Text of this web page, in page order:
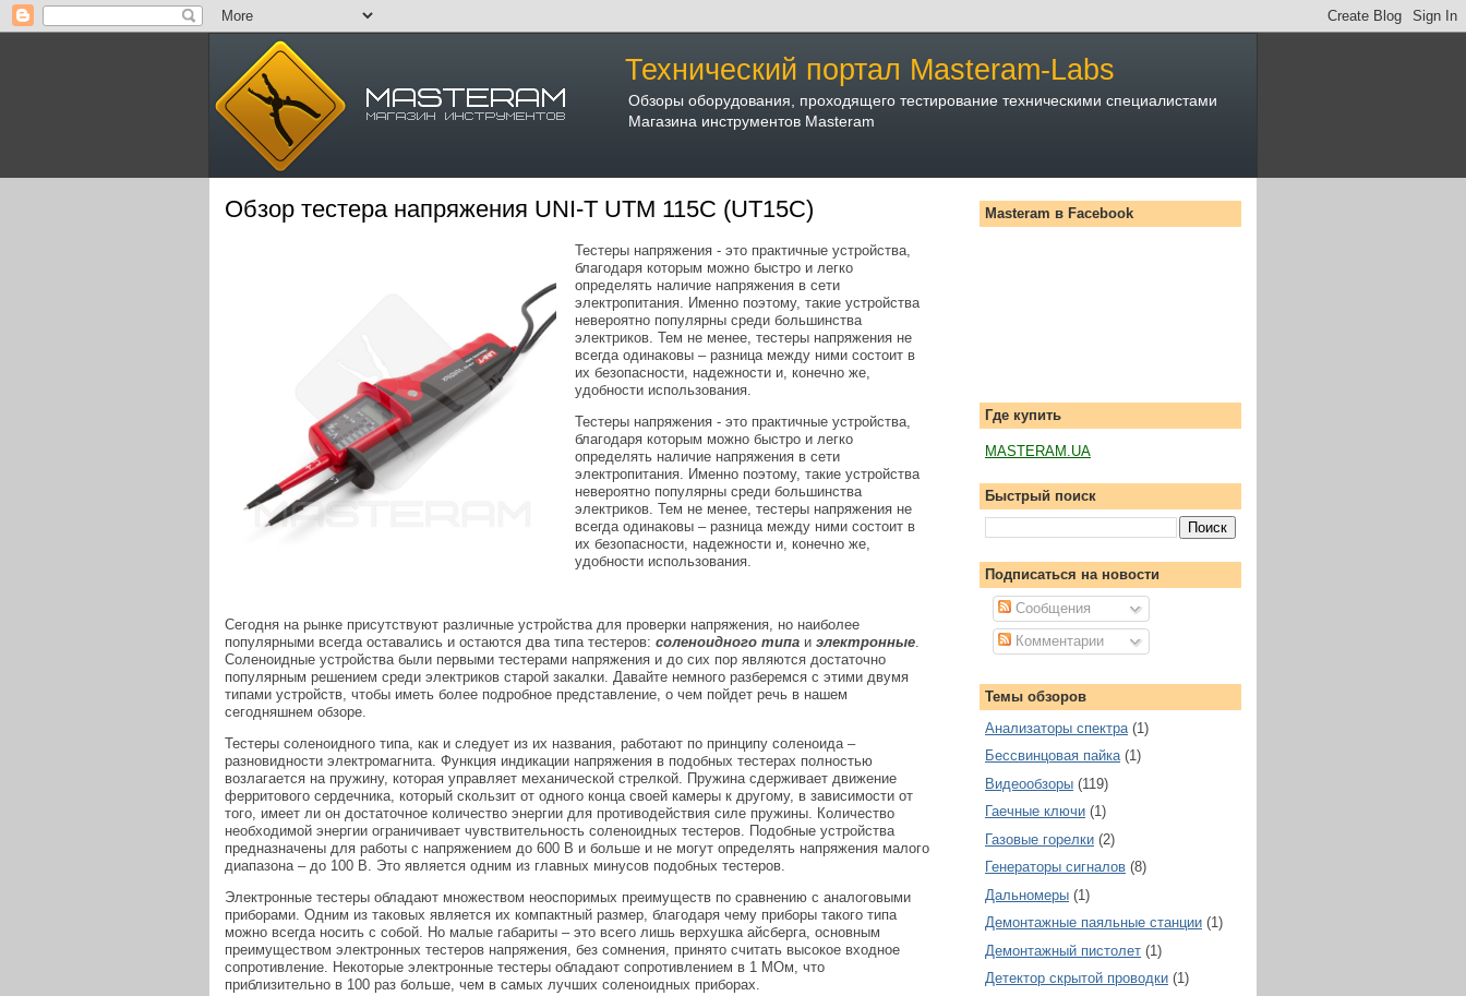
Технический портал Masteram-Labs
Обзоры оборудования, проходящего тестирование техническими специалистами
Магазина инструментов Masteram
Обзор тестера напряжения UNI-T UTM 115C (UT15C)
Тестеры напряжения - это практичные устройства,
благодаря которым можно быстро и легко
определять наличие напряжения в сети
электропитания. Именно поэтому, такие устройства
невероятно популярны среди большинства
электриков. Тем не менее, тестеры напряжения не
всегда одинаковы – разница между ними состоит в
их безопасности, надежности и, конечно же,
удобности использования.
Тестеры напряжения - это практичные устройства,
благодаря которым можно быстро и легко
определять наличие напряжения в сети
электропитания. Именно поэтому, такие устройства
невероятно популярны среди большинства
электриков. Тем не менее, тестеры напряжения не
всегда одинаковы – разница между ними состоит в
их безопасности, надежности и, конечно же,
удобности использования.
Сегодня на рынке присутствуют различные устройства для проверки напряжения, но наиболее
популярными всегда оставались и остаются два типа тестеров: соленоидного типа и электронные.
Соленоидные устройства были первыми тестерами напряжения и до сих пор являются достаточно
популярным решением среди электриков старой закалки. Давайте немного разберемся с этими двумя
типами устройств, чтобы иметь более подробное представление, о чем пойдет речь в нашем
сегодняшнем обзоре.
Тестеры соленоидного типа, как и следует из их названия, работают по принципу соленоида –
разновидности электромагнита. Функция индикации напряжения в подобных тестерах полностью
возлагается на пружину, которая управляет механической стрелкой. Пружина сдерживает движение
ферритового сердечника, который скользит от одного конца своей камеры к другому, в зависимости от
того, имеет ли он достаточное количество энергии для противодействия силе пружины. Количество
необходимой энергии ограничивает чувствительность соленоидных тестеров. Подобные устройства
предназначены для работы с напряжением до 600 В и больше и не могут определять напряжения малого
диапазона – до 100 В. Это является одним из главных минусов подобных тестеров.
Электронные тестеры обладают множеством неоспоримых преимуществ по сравнению с аналоговыми
приборами. Одним из таковых является их компактный размер, благодаря чему приборы такого типа
можно всегда носить с собой. Но малые габариты – это всего лишь верхушка айсберга, основным
преимуществом электронных тестеров напряжения, без сомнения, принято считать высокое входное
сопротивление. Некоторые электронные тестеры обладают сопротивлением в 1 МОм, что
приблизительно в 100 раз больше, чем в самых лучших соленоидных приборах.
Masteram в Facebook
Где купить
MASTERAM.UA
Быстрый поиск
Подписаться на новости
Сообщения
Комментарии
Темы обзоров
Анализаторы спектра (1)
Бессвинцовая пайка (1)
Видеообзоры (119)
Гаечные ключи (1)
Газовые горелки (2)
Генераторы сигналов (8)
Дальномеры (1)
Демонтажные паяльные станции (1)
Демонтажный пистолет (1)
Детектор скрытой проводки (1)